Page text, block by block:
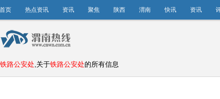
首页 热点资讯 资讯 聚焦 陕西 渭南 快讯 资讯
铁路公安处 ,关于铁路公安处的所有信息